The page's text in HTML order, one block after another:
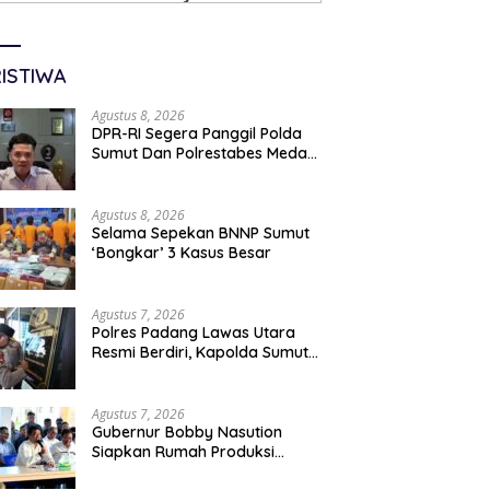
Agustus 8, 2026
DPR-RI Segera Panggil Polda
Sumut Dan Polrestabes Medan
Agustus 8, 2026
Selama Sepekan BNNP Sumut
‘Bongkar’ 3 Kasus Besar
Agustus 7, 2026
Polres Padang Lawas Utara
Resmi Berdiri, Kapolda Sumut
Agustus 7, 2026
Gubernur Bobby Nasution
Siapkan Rumah Produksi